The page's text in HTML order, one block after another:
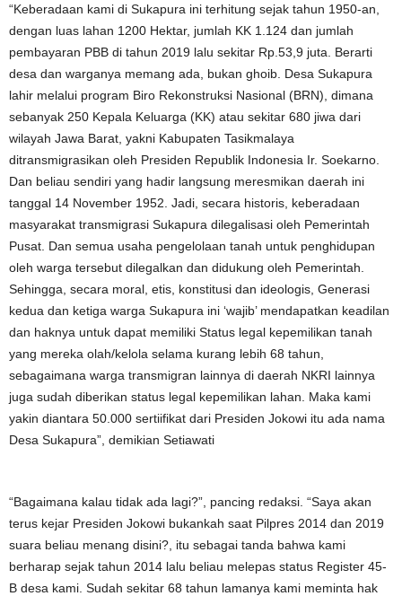
“Keberadaan kami di Sukapura ini terhitung sejak tahun 1950-an,
dengan luas lahan 1200 Hektar, jumlah KK 1.124 dan jumlah
pembayaran PBB di tahun 2019 lalu sekitar Rp.53,9 juta. Berarti
desa dan warganya memang ada, bukan ghoib. Desa Sukapura
lahir melalui program Biro Rekonstruksi Nasional (BRN), dimana
sebanyak 250 Kepala Keluarga (KK) atau sekitar 680 jiwa dari
wilayah Jawa Barat, yakni Kabupaten Tasikmalaya
ditransmigrasikan oleh Presiden Republik Indonesia Ir. Soekarno.
Dan beliau sendiri yang hadir langsung meresmikan daerah ini
tanggal 14 November 1952. Jadi, secara historis, keberadaan
masyarakat transmigrasi Sukapura dilegalisasi oleh Pemerintah
Pusat. Dan semua usaha pengelolaan tanah untuk penghidupan
oleh warga tersebut dilegalkan dan didukung oleh Pemerintah.
Sehingga, secara moral, etis, konstitusi dan ideologis, Generasi
kedua dan ketiga warga Sukapura ini ‘wajib’ mendapatkan keadilan
dan haknya untuk dapat memiliki Status legal kepemilikan tanah
yang mereka olah/kelola selama kurang lebih 68 tahun,
sebagaimana warga transmigran lainnya di daerah NKRI lainnya
juga sudah diberikan status legal kepemilikan lahan. Maka kami
yakin diantara 50.000 sertiifikat dari Presiden Jokowi itu ada nama
Desa Sukapura”, demikian Setiawati
“Bagaimana kalau tidak ada lagi?”, pancing redaksi. “Saya akan
terus kejar Presiden Jokowi bukankah saat Pilpres 2014 dan 2019
suara beliau menang disini?, itu sebagai tanda bahwa kami
berharap sejak tahun 2014 lalu beliau melepas status Register 45-
B desa kami. Sudah sekitar 68 tahun lamanya kami meminta hak